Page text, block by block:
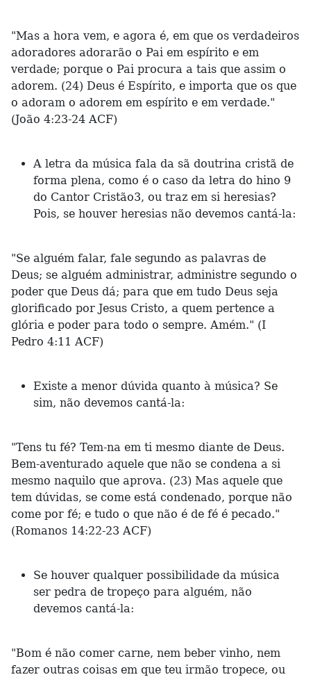
"Mas a hora vem, e agora é, em que os verdadeiros
adoradores adorarão o Pai em espírito e em
verdade; porque o Pai procura a tais que assim o
adorem. (24) Deus é Espírito, e importa que os que
o adoram o adorem em espírito e em verdade."
(João 4:23-24 ACF)
A letra da música fala da sã doutrina cristã de
forma plena, como é o caso da letra do hino 9
do Cantor Cristão3, ou traz em si heresias?
Pois, se houver heresias não devemos cantá-la:
"Se alguém falar, fale segundo as palavras de
Deus; se alguém administrar, administre segundo o
poder que Deus dá; para que em tudo Deus seja
glorificado por Jesus Cristo, a quem pertence a
glória e poder para todo o sempre. Amém." (I
Pedro 4:11 ACF)
Existe a menor dúvida quanto à música? Se
sim, não devemos cantá-la:
"Tens tu fé? Tem-na em ti mesmo diante de Deus.
Bem-aventurado aquele que não se condena a si
mesmo naquilo que aprova. (23) Mas aquele que
tem dúvidas, se come está condenado, porque não
come por fé; e tudo o que não é de fé é pecado."
(Romanos 14:22-23 ACF)
Se houver qualquer possibilidade da música
ser pedra de tropeço para alguém, não
devemos cantá-la:
"Bom é não comer carne, nem beber vinho, nem
fazer outras coisas em que teu irmão tropece, ou